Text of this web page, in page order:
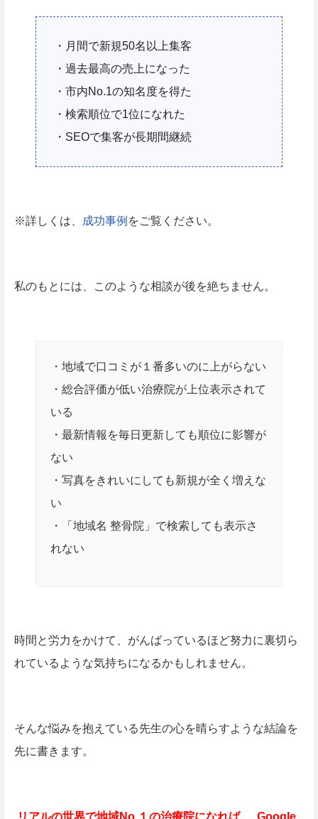
・月間で新規50名以上集客
・過去最高の売上になった
・市内No.1の知名度を得た
・検索順位で1位になれた
・SEOで集客が長期間継続
※詳しくは、 成功事例 をご覧ください。
私のもとには、このような相談が後を絶ちません。
・地域で口コミが１番多いのに上がらない
・総合評価が低い治療院が上位表示されて
いる
・最新情報を毎日更新しても順位に影響が
ない
・写真をきれいにしても新規が全く増えな
い
・「地域名 整骨院」で検索しても表示さ
れない
時間と労力をかけて、がんばっているほど努力に裏切ら
れているような気持ちになるかもしれません。
そんな悩みを抱えている先生の心を晴らすような結論を
先に書きます。
リアルの世界で地域No.１の治療院になれば、
Google